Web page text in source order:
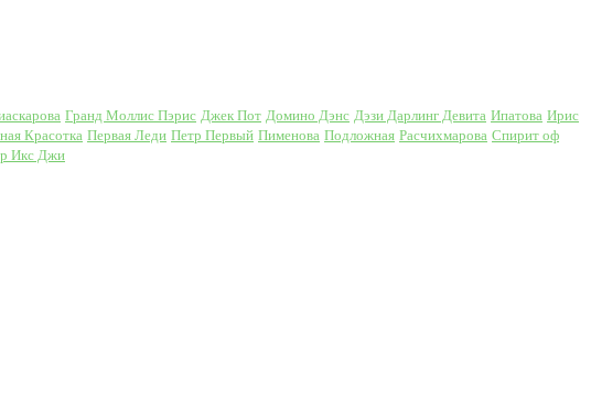
Гранд Моллис Пэрис Джек Пот Домино Дэнс Дэзи Дарлинг Девита Ипатова Ирис
Красотка Первая Леди Петр Первый Пименова Подложная Расчихмарова Спирит оф
Икс Джи